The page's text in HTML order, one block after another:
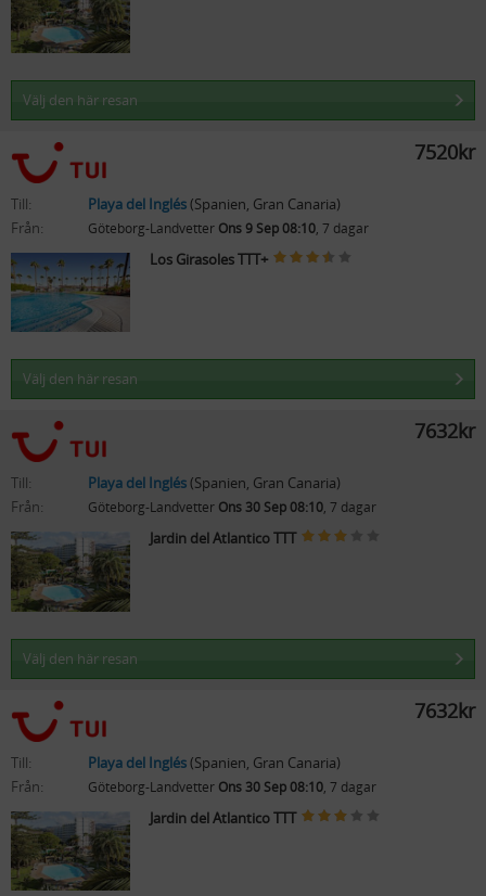
Välj den här resan
7520kr
Till: Playa del Inglés(Spanien, Gran Canaria)
Från:
Göteborg-Landvetter Ons 9 Sep 08:10, 7 dagar
Los Girasoles TTT+
Välj den här resan
7632kr
Till: Playa del Inglés(Spanien, Gran Canaria)
Från:
Göteborg-Landvetter Ons 30 Sep 08:10, 7 dagar
Jardin del Atlantico TTT
Välj den här resan
7632kr
Till: Playa del Inglés(Spanien, Gran Canaria)
Från:
Göteborg-Landvetter Ons 30 Sep 08:10, 7 dagar
Jardin del Atlantico TTT